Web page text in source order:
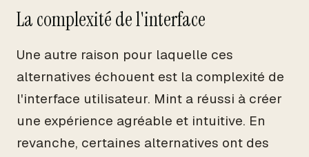
La complexité de l'interface
Une autre raison pour laquelle ces
alternatives échouent est la complexité de
l'interface utilisateur. Mint a réussi à créer
une expérience agréable et intuitive. En
revanche, certaines alternatives ont des